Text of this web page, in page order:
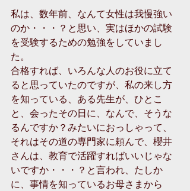
私は、数年前、なんて女性は我慢強い
のか・・・？と思い、実はほかの試験
を受験するための勉強をしていまし
た。
合格すれば、いろんな人のお役に立て
ると思っていたのですが、私の来し方
を知っている、ある先生が、ひとこ
と、会ったその日に、なんで、そうな
るんですか？みたいにおっしゃって、
それはその道の専門家に頼んで、櫻井
さんは、教育で活躍すればいいじゃな
いですか・・・？と言われ、たしか
に、事情を知っているお母さまから